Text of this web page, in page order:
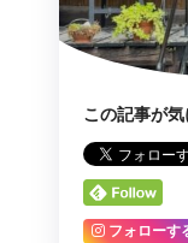
この記事が
フォローす